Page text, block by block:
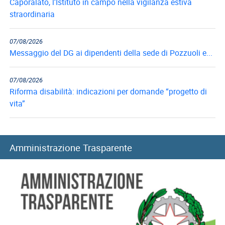
straordinaria
07/08/2026
Messaggio del DG ai dipendenti della sede di Pozzuoli e...
07/08/2026
Riforma disabilità: indicazioni per domande “progetto di
vita”
Long Term Care e Home Care Premium: le graduatorie di...
06/08/2026
Mutui ipotecari: pubblicazione graduatorie di luglio 2026
Amministrazione Trasparente